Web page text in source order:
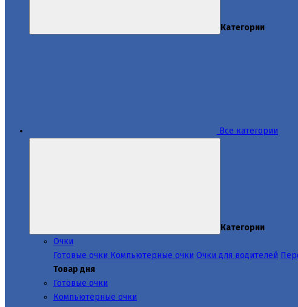
Категории
Все категории
Категории
Очки
Готовые очки Компьютерные очки Очки для водителей
Товар дня
Готовые очки
Компьютерные очки